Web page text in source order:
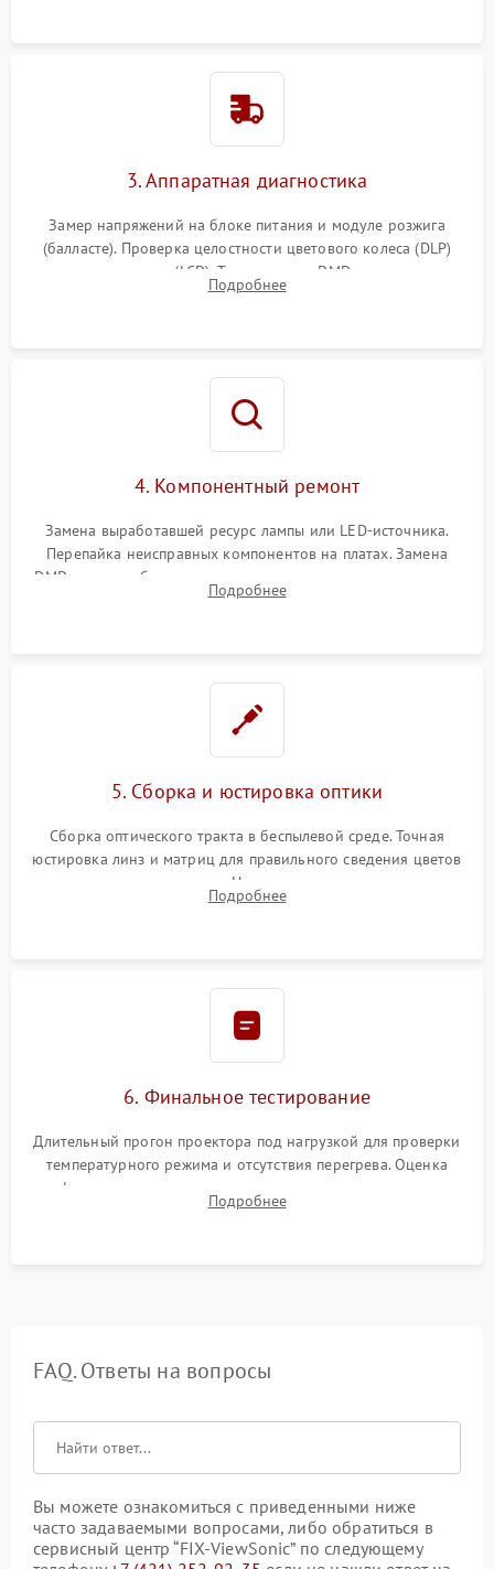
3. Аппаратная диагностика
Замер напряжений на блоке питания и модуле розжига
(балласте). Проверка целостности цветового колеса (DLP)
или поляризаторов (LCD). Тестирование DMD-чипа, датчиков
температуры и оптопар с помощью мультиметра и
Подробнее
4. Компонентный ремонт
Замена выработавшей ресурс лампы или LED-источника.
Перепайка неисправных компонентов на платах. Замена
DMD-чипа при битых пикселях, установка нового цветового
колеса или восстановление сгоревших поляризационных
Подробнее
5. Сборка и юстировка оптики
Сборка оптического тракта в беспылевой среде. Точная
юстировка линз и матриц для правильного сведения цветов
и устранения размытия. Надежное подключение всех
шлейфов, установка датчиков и закрытие корпуса
Подробнее
6. Финальное тестирование
Длительный прогон проектора под нагрузкой для проверки
температурного режима и отсутствия перегрева. Оценка
фокуса, контрастности и цветопередачи на тестовых
таблицах. Проверка работы всех видеовходов и кнопок
Подробнее
FAQ. Ответы на вопросы
Вы можете ознакомиться с приведенными ниже
часто задаваемыми вопросами, либо обратиться в
сервисный центр “FIX-ViewSonic” по следующему